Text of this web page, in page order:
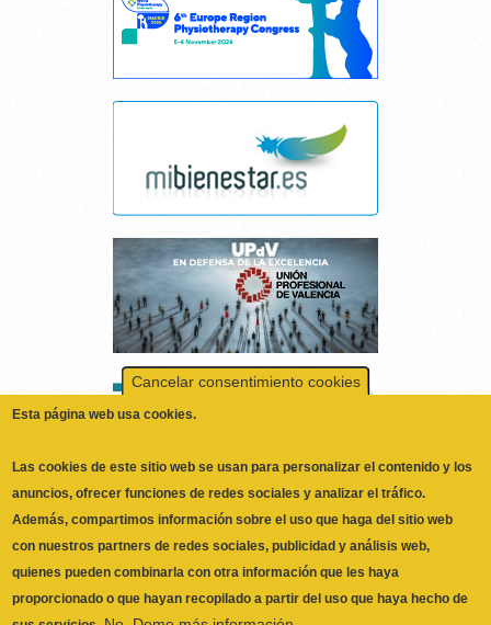
Cancelar consentimiento cookies
Esta página web usa cookies.
Las cookies de este sitio web se usan para personalizar el contenido y los
anuncios, ofrecer funciones de redes sociales y analizar el tráfico.
Además, compartimos información sobre el uso que haga del sitio web
quienes pueden combinarla con otra información que les haya
proporcionado o que hayan recopilado a partir del uso que haya hecho de
sus servicios. No, Deme más información
Necesarias
Las cookies necesarias ayudan a hacer una página web utilizable
activando funciones básicas como la navegación en la página y el